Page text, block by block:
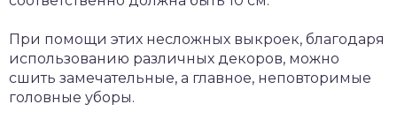
При помощи этих несложных выкроек, благодаря
использованию различных декоров, можно
сшить замечательные, а главное, неповторимые
головные уборы.